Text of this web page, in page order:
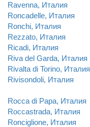
Ravenna, Италия
Roncadelle, Италия
Ronchi, Италия
Rezzato, Италия
Ricadi, Италия
Riva del Garda, Италия
Rivalta di Torino, Италия
Rivisondoli, Италия
Rocca di Papa, Италия
Roccastrada, Италия
Ronciglione, Италия